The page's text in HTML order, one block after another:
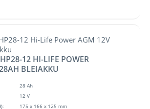
12 HI-LIFE POWER
BLEIAKKU
28 Ah
12 V
175 x 166 x 125 mm